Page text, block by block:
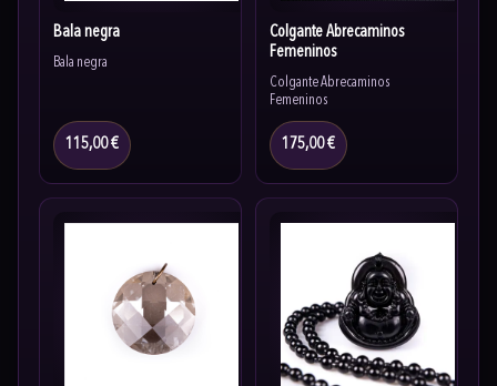
Bala negra
Bala negra
115,00 €
Colgante Abrecaminos
Femeninos
Colgante Abrecaminos
Femeninos
175,00 €